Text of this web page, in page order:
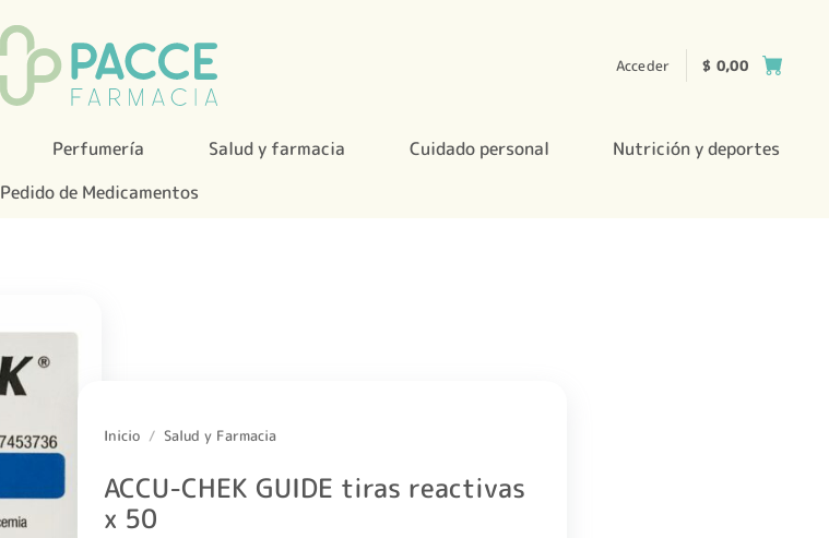
Acceder $ 0,00
Perfumería Salud y farmacia Cuidado personal
Nutrición y deportes
Pedido de Medicamentos
Inicio / Salud y Farmacia
ACCU-CHEK GUIDE tiras reactivas
x 50